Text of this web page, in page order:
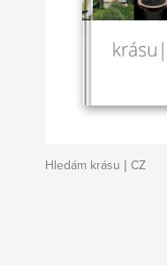
Hledám krásu | CZ